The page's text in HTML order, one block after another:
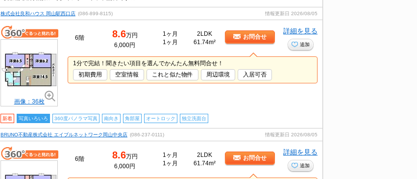
株式会社良和ハウス 岡山駅西口店 (086-899-8115) 情報更新日 2026/08/05
画像：36枚
6階 8.6万円
6,000円
1ヶ月
1ヶ月
2LDK
61.74m²
お問合せ
詳細を見る
追加
1分で完結！聞きたい項目を選んでかんたん無料問合せ！
初期費用
空室情報 これと似た物件 周辺環境 入居可否
新着 写真いろいろ 360度パノラマ写真 南向き 角部屋 オートロック 独立洗面台
BRUNO不動産株式会社 エイブルネットワーク岡山中央店 (086-237-0111) 情報更新日 2026/08/05
6階 8.6万円
6,000円
1ヶ月
1ヶ月
2LDK
61.74m²
お問合せ
詳細を見る
追加